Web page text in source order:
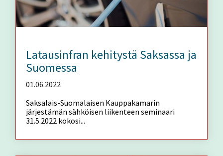
Latausinfran kehitystä Saksassa ja
Suomessa
01.06.2022
Saksalais-Suomalaisen Kauppakamarin
järjestämän sähköisen liikenteen seminaari
31.5.2022 kokosi...